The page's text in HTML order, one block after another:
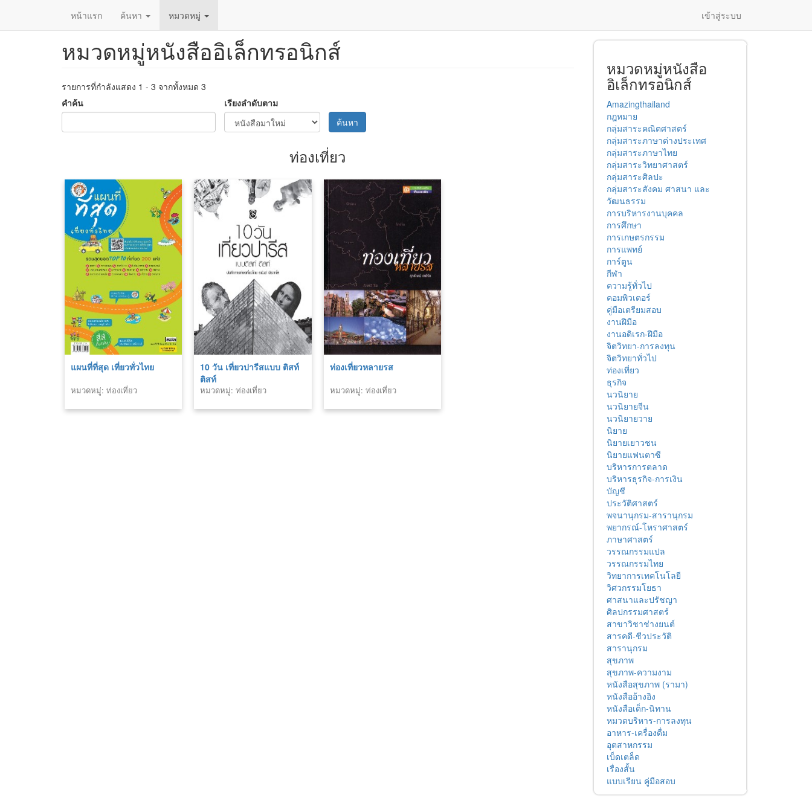
หน้าแรก ค้นหา หมวดหมู่ เข้าสู่ระบบ
หมวดหมู่หนังสืออิเล็กทรอนิกส์
รายการที่กำลังแสดง 1 - 3 จากทั้งหมด 3
คำค้น
เรียงลำดับตาม
ค้นหา
ท่องเที่ยว
แผนที่ที่สุด เที่ยวทั่วไทย
หมวดหมู่: ท่องเที่ยว
10 วัน เที่ยวปารีสแบบ ติสท์
ติสท์
หมวดหมู่: ท่องเที่ยว
ท่องเที่ยวหลายรส
หมวดหมู่: ท่องเที่ยว
หมวดหมู่หนังสือ
อิเล็กทรอนิกส์
Amazingthailand
กฎหมาย
กลุ่มสาระคณิตศาสตร์
กลุ่มสาระภาษาต่างประเทศ
กลุ่มสาระภาษาไทย
กลุ่มสาระวิทยาศาสตร์
กลุ่มสาระศิลปะ
กลุ่มสาระสังคม ศาสนา และ
วัฒนธรรม
การบริหารงานบุคคล
การศึกษา
การเกษตรกรรม
การแพทย์
การ์ตูน
กีฬา
ความรู้ทั่วไป
คอมพิวเตอร์
คู่มือเตรียมสอบ
งานฝีมือ
งานอดิเรก-ฝีมือ
จิตวิทยา-การลงทุน
จิตวิทยาทั่วไป
ท่องเที่ยว
ธุรกิจ
นวนิยาย
นวนิยายจีน
นวนิยายวาย
นิยาย
นิยายเยาวชน
นิยายแฟนตาซี
บริหารการตลาด
บริหารธุรกิจ-การเงิน
บัญชี
ประวัติศาสตร์
พจนานุกรม-สารานุกรม
พยากรณ์-โหราศาสตร์
ภาษาศาสตร์
วรรณกรรมแปล
วรรณกรรมไทย
วิทยาการเทคโนโลยี
วิศวกรรมโยธา
ศาสนาและปรัชญา
ศิลปกรรมศาสตร์
สาขาวิชาช่างยนต์
สารคดี-ชีวประวัติ
สารานุกรม
สุขภาพ
สุขภาพ-ความงาม
หนังสือสุขภาพ (รามา)
หนังสืออ้างอิง
หนังสือเด็ก-นิทาน
หมวดบริหาร-การลงทุน
อาหาร-เครื่องดื่ม
อุตสาหกรรม
เบ็ดเตล็ด
เรื่องสั้น
แบบเรียน คู่มือสอบ